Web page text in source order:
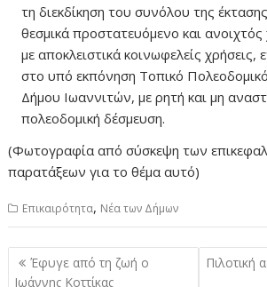
τη διεκδίκηση του συνόλου της
θεσμικά προστατευόμενο και
με αποκλειστικά κοινωφελείς χρήσεις,
στο υπό εκπόνηση Τοπικό
Δήμου Ιωαννιτών, με ρητή και μη
πολεοδομική δέσμευση.
(Φωτογραφία από σύσκεψη των
παρατάξεων για το θέμα αυτό)
Επικαιρότητα, Νέα των Δήμων
Πλοήγηση
άρθρων
Έφυγε από τη ζωή ο
Ιωάννης Κοττίκας
Πιλοτική